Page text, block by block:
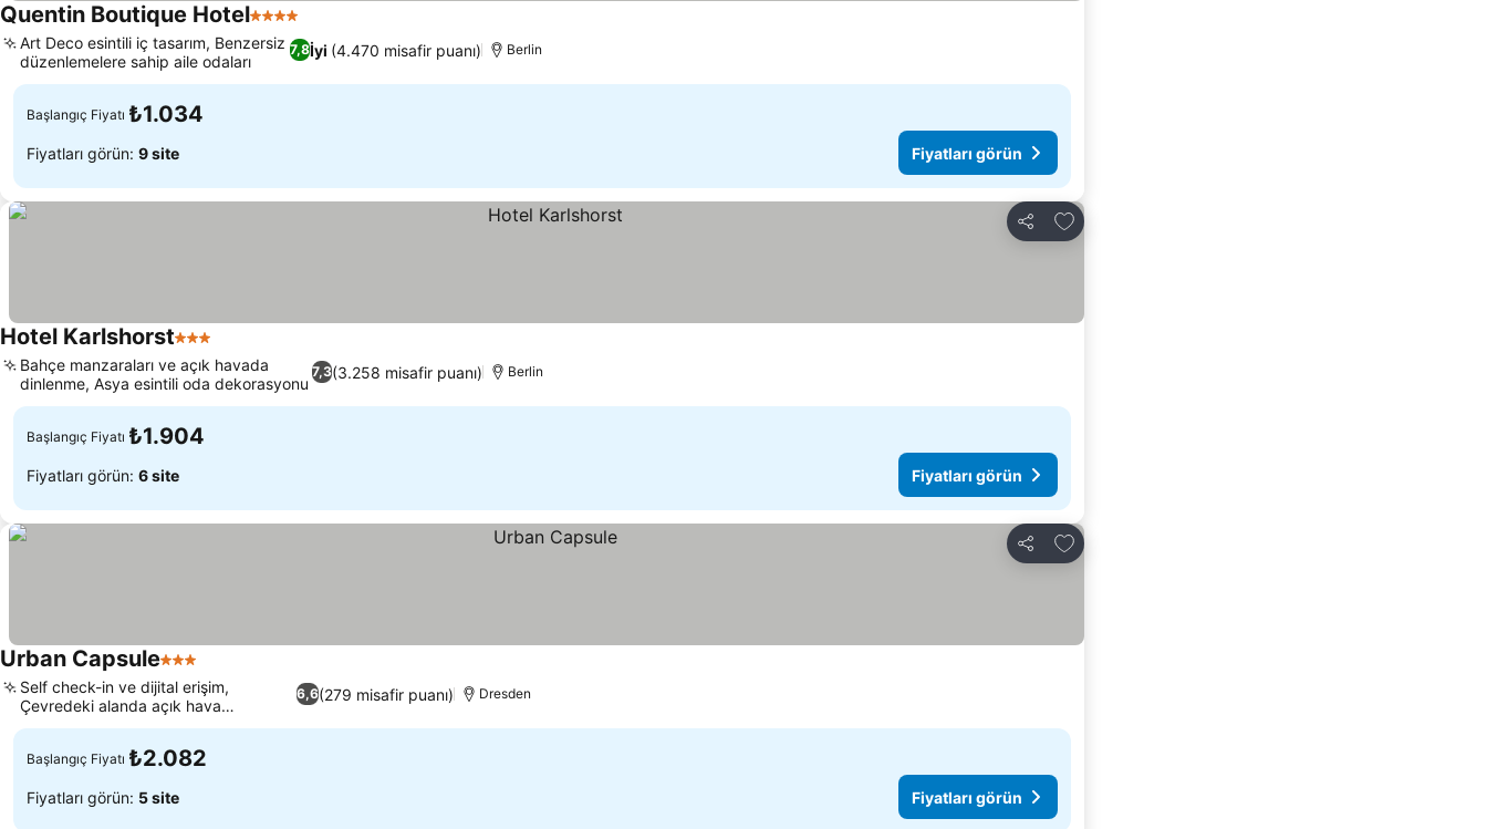
Quentin Boutique Hotel4 Yıldız
7,8İyi (4.470 misafir puanı)
Art Deco esintili iç tasarım, Benzersiz
düzenlemelere sahip aile odaları
Berlin
Başlangıç Fiyatı ₺1.034
Fiyatları görün: 9 site Fiyatları görün
Paylaş
Favorilerime ekle
Hotel Karlshorst3 Yıldız
7,3(3.258 misafir puanı)
Bahçe manzaraları ve açık havada
dinlenme, Asya esintili oda dekorasyonu
Berlin
Başlangıç Fiyatı ₺1.904
Fiyatları görün: 6 site Fiyatları görün
Paylaş
Favorilerime ekle
Urban Capsule3 Yıldız
6,6(279 misafir puanı)
Self check-in ve dijital erişim,
Çevredeki alanda açık hava
etkinlikleri
Dresden
Başlangıç Fiyatı ₺2.082
Fiyatları görün: 5 site Fiyatları görün